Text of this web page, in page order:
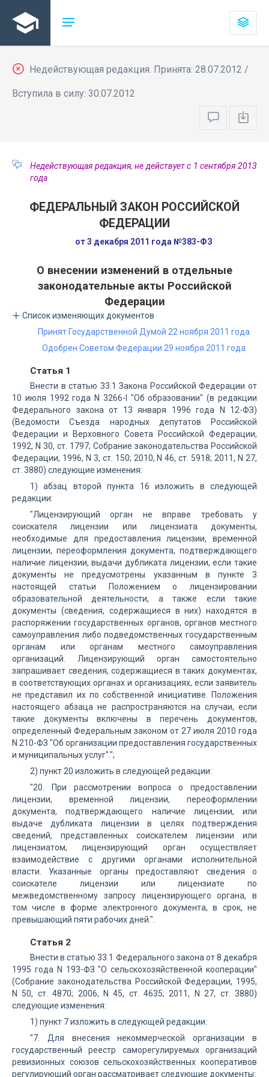
Недействующая редакция. Принята: 28.07.2012 /
Вступила в силу: 30.07.2012
Недействующая редакция, не действует с 1 сентября 2013
года
ФЕДЕРАЛЬНЫЙ ЗАКОН РОССИЙСКОЙ
ФЕДЕРАЦИИ
от 3 декабря 2011 года №383-ФЗ
О внесении изменений в отдельные
законодательные акты Российской
Федерации
Список изменяющих документов
Принят Государственной Думой 22 ноября 2011 года
Одобрен Советом Федерации 29 ноября 2011 года
Статья 1
Внести в статью 33.1 Закона Российской Федерации от
10 июля 1992 года N 3266-I "Об образовании" (в редакции
Федерального закона от 13 января 1996 года N 12-ФЗ)
(Ведомости Съезда народных депутатов Российской
Федерации и Верховного Совета Российской Федерации,
1992, N 30, ст. 1797; Собрание законодательства Российской
Федерации, 1996, N 3, ст. 150; 2010, N 46, ст. 5918; 2011, N 27,
ст. 3880) следующие изменения:
1) абзац второй пункта 16 изложить в следующей
редакции:
"Лицензирующий орган не вправе требовать у
соискателя лицензии или лицензиата документы,
необходимые для предоставления лицензии, временной
лицензии, переоформления документа, подтверждающего
наличие лицензии, выдачи дубликата лицензии, если такие
документы не предусмотрены указанным в пункте 3
настоящей статьи Положением о лицензировании
образовательной деятельности, а также если такие
документы (сведения, содержащиеся в них) находятся в
распоряжении государственных органов, органов местного
самоуправления либо подведомственных государственным
органам или органам местного самоуправления
организаций. Лицензирующий орган самостоятельно
запрашивает сведения, содержащиеся в таких документах,
в соответствующих органах и организациях, если заявитель
не представил их по собственной инициативе. Положения
настоящего абзаца не распространяются на случаи, если
такие документы включены в перечень документов,
определенный Федеральным законом от 27 июля 2010 года
N 210-ФЗ "Об организации предоставления государственных
и муниципальных услуг".";
2) пункт 20 изложить в следующей редакции:
"20. При рассмотрении вопроса о предоставлении
лицензии, временной лицензии, переоформлении
документа, подтверждающего наличие лицензии, или
выдаче дубликата лицензии в целях подтверждения
сведений, представленных соискателем лицензии или
лицензиатом, лицензирующий орган осуществляет
взаимодействие с другими органами исполнительной
власти. Указанные органы предоставляют сведения о
соискателе лицензии или лицензиате по
межведомственному запросу лицензирующего органа, в
том числе в форме электронного документа, в срок, не
превышающий пяти рабочих дней.".
Статья 2
Внести в статью 33.1 Федерального закона от 8 декабря
1995 года N 193-ФЗ "О сельскохозяйственной кооперации"
(Собрание законодательства Российской Федерации, 1995,
N 50, ст. 4870; 2006, N 45, ст. 4635; 2011, N 27, ст. 3880)
следующие изменения:
1) пункт 7 изложить в следующей редакции:
"7. Для внесения некоммерческой организации в
государственный реестр саморегулируемых организаций
ревизионных союзов сельскохозяйственных кооперативов
регулирующий орган рассматривает следующие документы: